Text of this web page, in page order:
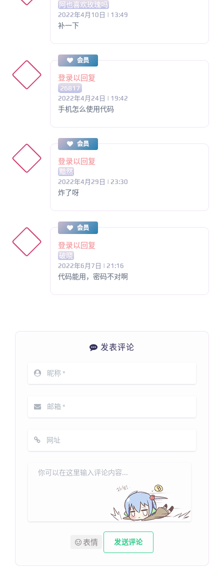
阿也喜欢玫瑰吗
2022年4月10日 | 13:49
补一下
会员
登录以回复
26817
2022年4月24日 | 19:42
手机怎么使用代码
会员
登录以回复
黯然
2022年4月29日 | 23:30
炸了呀
会员
登录以回复
破晓
2022年6月7日 | 21:16
代码能用，密码不对啊
发表评论
表情 发送评论